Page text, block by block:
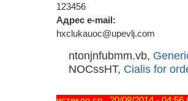
123456
Адрес e-mail:
hxclukauoc@upevlj.com
ntonjnfubmm.vb,
NOCssHT, Cialis for